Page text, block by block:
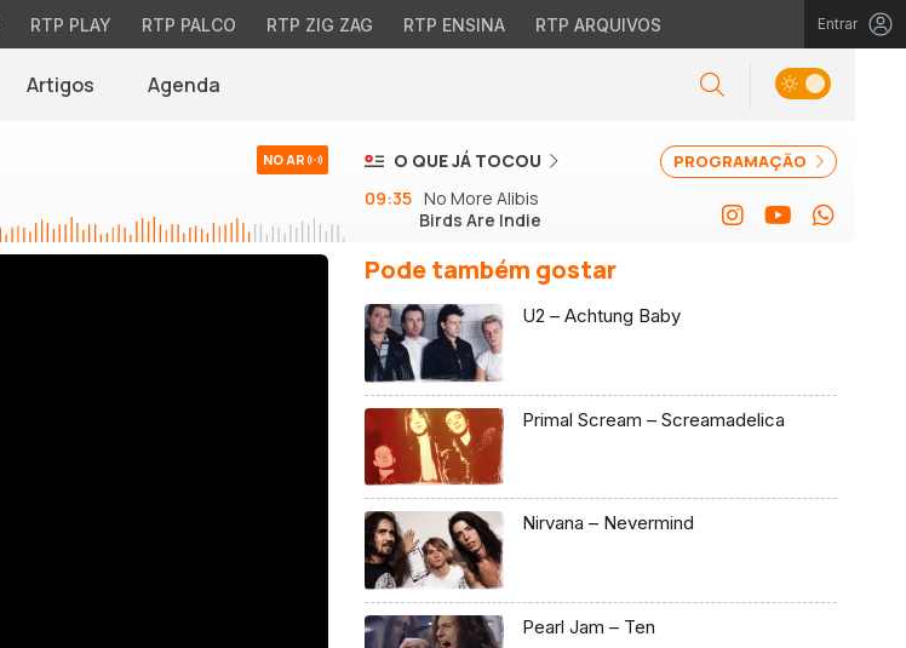
RTP PLAY RTP PALCO RTP ZIG ZAG RTP ENSINA RTP ARQUIVOS Entrar
Artigos Agenda
NO AR PROGRAMAÇÃO
O QUE JÁ TOCOU
09:35 No More Alibis
Birds Are Indie
Pode também gostar
U2 – Achtung Baby
Primal Scream – Screamadelica
Nirvana – Nevermind
Pearl Jam – Ten